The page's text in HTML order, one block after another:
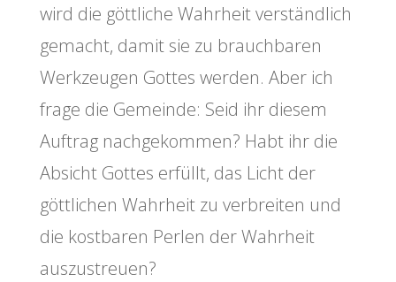
wird die göttliche Wahrheit verständlich
gemacht, damit sie zu brauchbaren
Werkzeugen Gottes werden. Aber ich
frage die Gemeinde: Seid ihr diesem
Auftrag nachgekommen? Habt ihr die
Absicht Gottes erfüllt, das Licht der
göttlichen Wahrheit zu verbreiten und
die kostbaren Perlen der Wahrheit
auszustreuen?